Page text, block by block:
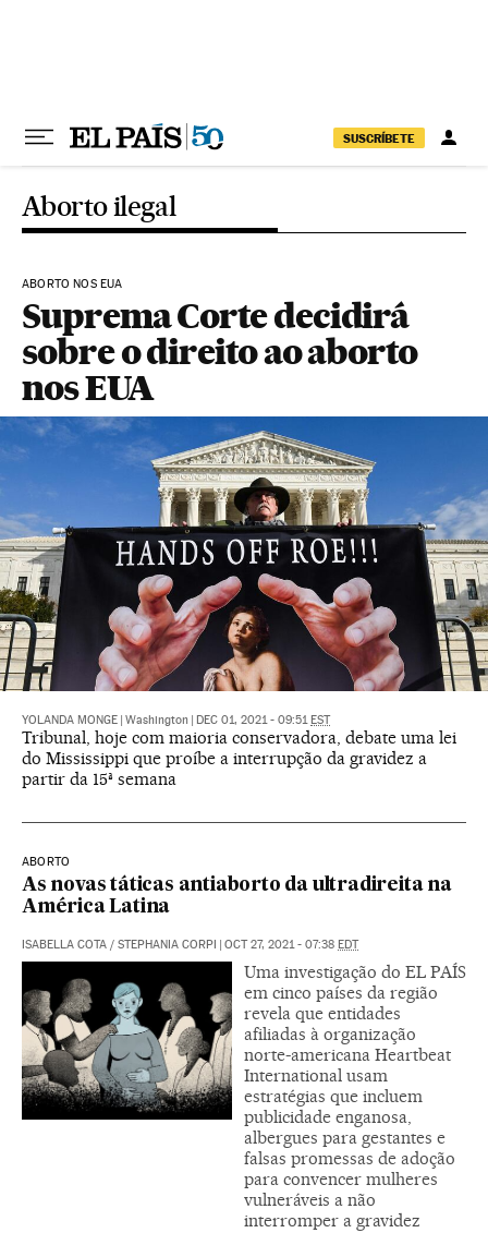
SUSCRÍBETE
Aborto ilegal
ABORTO NOS EUA
Suprema Corte decidirá
sobre o direito ao aborto
nos EUA
YOLANDA MONGE Washington DEC 01, 2021 - 09:51 EST
Tribunal, hoje com maioria conservadora, debate uma lei
do Mississippi que proíbe a interrupção da gravidez a
partir da 15ª semana
ABORTO
As novas táticas antiaborto da ultradireita na
América Latina
ISABELLA COTA / STEPHANIA CORPI OCT 27, 2021 - 07:38 EDT
Uma investigação do EL PAÍS
em cinco países da região
revela que entidades
afiliadas à organização
norte-americana Heartbeat
International usam
estratégias que incluem
publicidade enganosa,
albergues para gestantes e
falsas promessas de adoção
para convencer mulheres
vulneráveis a não
interromper a gravidez